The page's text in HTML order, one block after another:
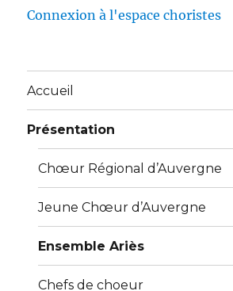
Connexion à l'espace choristes
Accueil
Présentation
Chœur Régional d’Auvergne
Jeune Chœur d’Auvergne
Ensemble Ariès
Chefs de choeur